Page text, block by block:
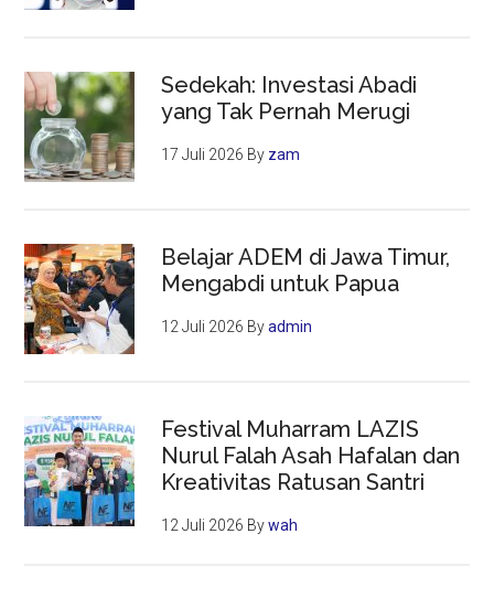
Sedekah: Investasi Abadi
yang Tak Pernah Merugi
17 Juli 2026 By zam
Belajar ADEM di Jawa Timur,
Mengabdi untuk Papua
12 Juli 2026 Byadmin
Festival Muharram LAZIS
Nurul Falah Asah Hafalan dan
Kreativitas Ratusan Santri
12 Juli 2026 Bywah